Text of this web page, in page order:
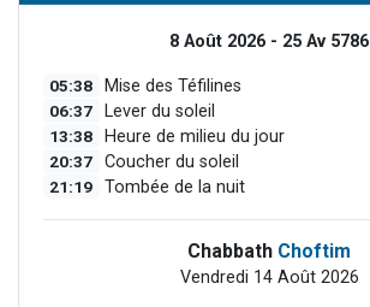
8 Août 2026 - 25 Av 5786
05:38 Mise des Téfilines
06:37 Lever du soleil
13:38 Heure de milieu du jour
20:37 Coucher du soleil
21:19 Tombée de la nuit
Chabbath Choftim
Vendredi 14 Août 2026